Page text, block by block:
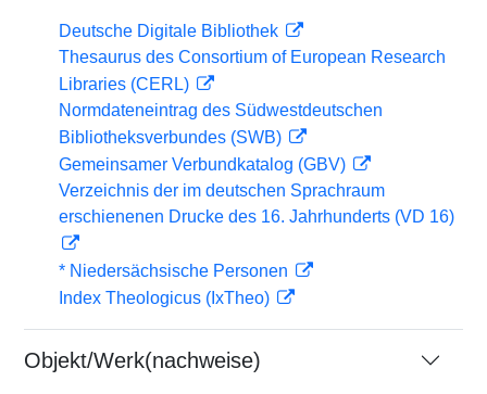
Deutsche Digitale Bibliothek
Thesaurus des Consortium of European Research
Libraries (CERL)
Normdateneintrag des Südwestdeutschen
Bibliotheksverbundes (SWB)
Gemeinsamer Verbundkatalog (GBV)
Verzeichnis der im deutschen Sprachraum
erschienenen Drucke des 16. Jahrhunderts (VD 16)
* Niedersächsische Personen
Index Theologicus (IxTheo)
Objekt/Werk(nachweise)